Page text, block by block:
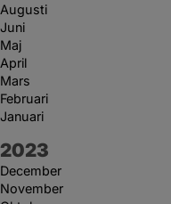
Augusti
Juni
Maj
April
Mars
Februari
Januari
År:
2023
December
November